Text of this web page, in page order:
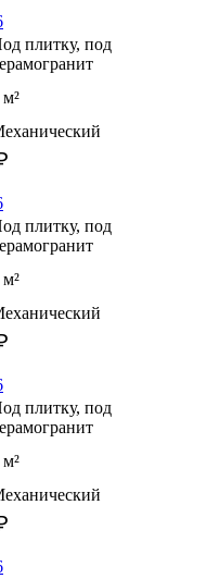
плитку, под
плитку, под
м²
плитку, под